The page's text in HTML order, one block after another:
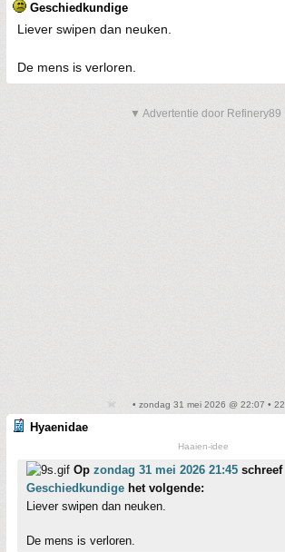
Geschiedkundige
Liever swipen dan neuken.
De mens is verloren.
▼ Advertentie door Refinery89
• zondag 31 mei 2026 @ 22:07 • 22
Hyaenidae
Haaien-idee
Op zondag 31 mei 2026 21:45 schreef
Geschiedkundige het volgende:
Liever swipen dan neuken.
De mens is verloren.